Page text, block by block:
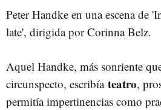
Peter Handke en una escena de
late', dirigida por Corinna Belz.
Aquel Handke, más sonriente
circunspecto, escribía teatro,
permitía impertinencias como